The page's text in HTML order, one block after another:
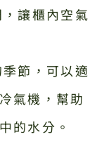
讓櫃內空氣
節，可以適
氣機，幫助
的水分。